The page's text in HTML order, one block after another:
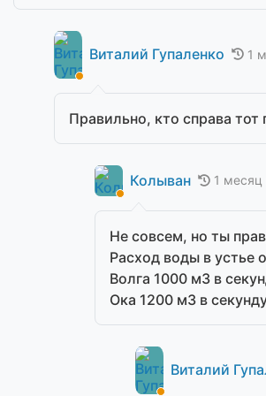
Виталий Гупаленко 1
Правильно, кто справа тот
Колыван 1 месяц
Не совсем, но ты
Расход воды в устье
Волга 1000 м3 в
Ока 1200 м3 в
Виталий